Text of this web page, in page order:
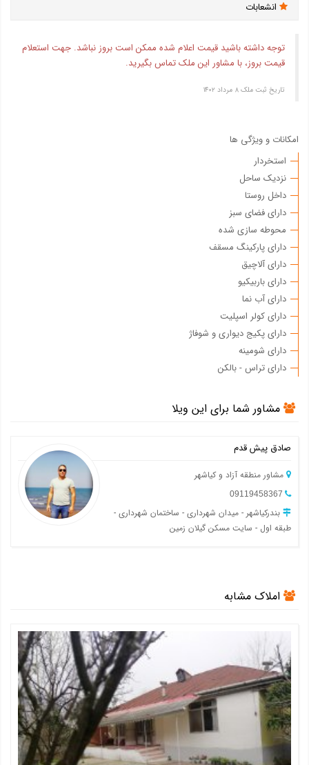
انشعابات
توجه داشته باشید قیمت اعلام شده ممکن است بروز نباشد. جهت استعلام
قیمت بروز، با مشاور این ملک تماس بگیرید.
تاریخ ثبت ملک ۸ مرداد ۱۴۰۲
امکانات و ویژگی ها
استخردار
نزدیک ساحل
داخل روستا
دارای فضای سبز
محوطه سازی شده
دارای پارکینگ مسقف
دارای آلاچیق
دارای باربیکیو
دارای آب نما
دارای کولر اسپلیت
دارای پکیج دیواری و شوفاژ
دارای شومینه
دارای تراس - بالکن
مشاور شما برای این ویلا
صادق پیش قدم
مشاور منطقه آزاد و کیاشهر
بندرکیاشهر - میدان شهرداری - ساختمان شهرداری -
طبقه اول - سایت مسکن گیلان زمین
املاک مشابه